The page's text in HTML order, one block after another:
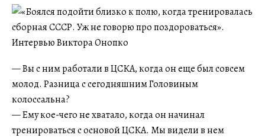
— Вы с ним работали в ЦСКА, когда он еще был совсем
молод. Разница с сегодняшним Головиным
колоссальна?
— Ему кое-чего не хватало, когда он начинал
тренироваться с основой ЦСКА. Мы видели в нем